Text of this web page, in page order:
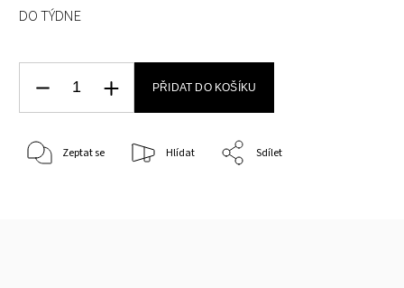
DO TÝDNE
PŘIDAT DO KOŠÍKU
Zeptat se Hlídat Sdílet